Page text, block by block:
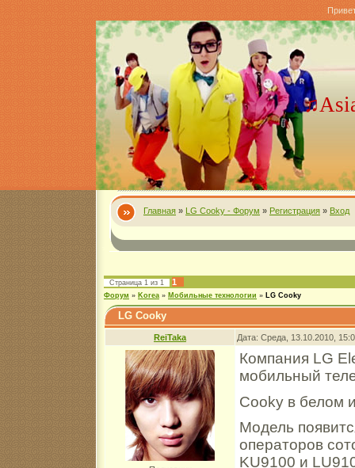
Главная » LG Cooky - Форум » Регистрация » Вход
Страница 1 из 1 1
Форум » Korea » Мобильные технологии » LG Cooky
LG Cooky
ReiTaka Дата: Среда, 13.10.2010,
Компания LG
мобильный
Cooky в белом
Модель
операторов
KU9100 и